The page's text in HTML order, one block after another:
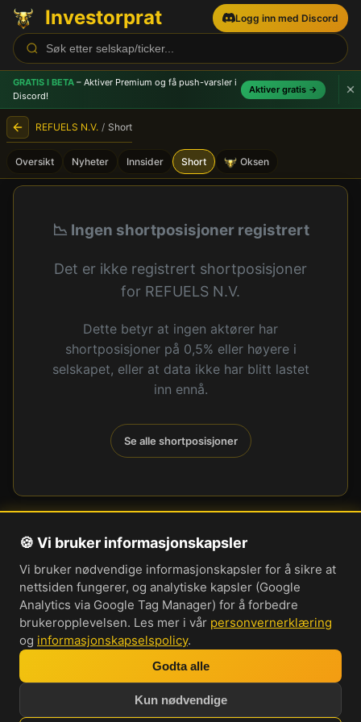
Investorprat Logg inn med Discord
GRATIS I BETA – Aktiver Premium og få push-varsler i
Discord!
Aktiver gratis →
REFUELS N.V. / Short
Oversikt Nyheter Innsider Short Oksen
📉 Ingen shortposisjoner registrert
Det er ikke registrert shortposisjoner
for REFUELS N.V.
Dette betyr at ingen aktører har
shortposisjoner på 0,5% eller høyere i
selskapet, eller at data ikke har blitt lastet
inn ennå.
Se alle shortposisjoner
Om oss
Personvernerklæring
Informasjonskapsler
Brukervilkår
Cookie-innstillinger
Investorprat 2026. Norsk forum og
🍪 Vi bruker informasjonskapsler
Vi bruker nødvendige informasjonskapsler for å sikre at
nettsiden fungerer, og analytiske kapsler (Google
Analytics via Google Tag Manager) for å forbedre
brukeropplevelsen. Les mer i vår personvernerklæring
og informasjonskapselspolicy.
Godta alle
Kun nødvendige